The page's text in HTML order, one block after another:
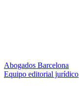
Abogados Barcelona
Equipo editorial jurídico